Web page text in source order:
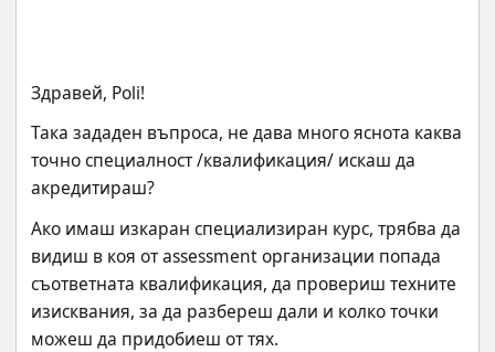
Здравей, Poli!
Така зададен въпроса, не дава много яснота каква
точно специалност /квалификация/ искаш да
акредитираш?
Ако имаш изкаран специализиран курс, трябва да
видиш в коя от assessment организации попада
съответната квалификация, да провериш техните
изисквания, за да разбереш дали и колко точки
можеш да придобиеш от тях.